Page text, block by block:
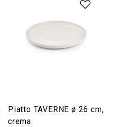
Piatto TAVERNE ø 26 cm,
crema